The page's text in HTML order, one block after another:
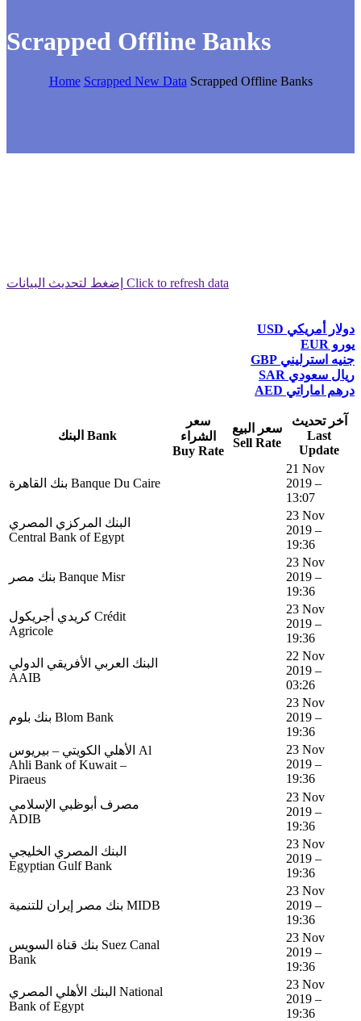
Scrapped Offline Banks
Home Scrapped New Data Scrapped Offline Banks
إضغط لتحديث البيانات Click to refresh data
دولار أمريكي USD
يورو EUR
جنيه استرليني GBP
ريال سعودي SAR
درهم اماراتي AED
البنك Bank
سعر
الشراء
Buy Rate
سعر البيع
Sell Rate
آخر تحديث
Last
Update
بنك القاهرة Banque Du Caire
21 Nov
2019 –
13:07
البنك المركزي المصري
Central Bank of Egypt
23 Nov
2019 –
19:36
بنك مصر Banque Misr
23 Nov
2019 –
19:36
كريدي أجريكول Crédit
Agricole
23 Nov
2019 –
19:36
البنك العربي الأفريقي الدولي
AAIB
22 Nov
2019 –
03:26
بنك بلوم Blom Bank
23 Nov
2019 –
19:36
الأهلي الكويتي – بيريوس Al
Ahli Bank of Kuwait –
Piraeus
23 Nov
2019 –
19:36
مصرف أبوظبي الإسلامي
ADIB
23 Nov
2019 –
19:36
البنك المصري الخليجي
Egyptian Gulf Bank
23 Nov
2019 –
19:36
بنك مصر إيران للتنمية MIDB
23 Nov
2019 –
19:36
بنك قناة السويس Suez Canal
Bank
23 Nov
2019 –
19:36
البنك الأهلي المصري National
Bank of Egypt
23 Nov
2019 –
19:36